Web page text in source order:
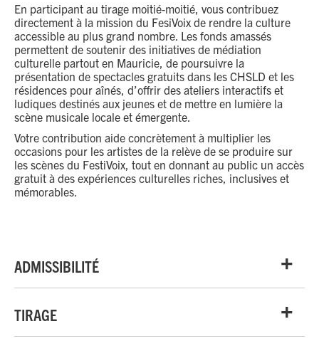
En participant au tirage moitié-moitié, vous contribuez
directement à la mission du FesiVoix de rendre la culture
accessible au plus grand nombre. Les fonds amassés
permettent de soutenir des initiatives de médiation
culturelle partout en Mauricie, de poursuivre la
présentation de spectacles gratuits dans les CHSLD et les
résidences pour aînés, d’offrir des ateliers interactifs et
ludiques destinés aux jeunes et de mettre en lumière la
scène musicale locale et émergente.
Votre contribution aide concrètement à multiplier les
occasions pour les artistes de la relève de se produire sur
les scènes du FestiVoix, tout en donnant au public un accès
gratuit à des expériences culturelles riches, inclusives et
mémorables.
ADMISSIBILITÉ
TIRAGE